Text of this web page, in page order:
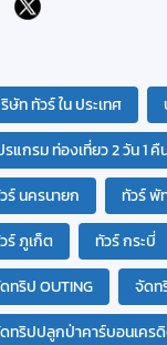
ษัท ทัวร์ ใน ประเทศ
รแกรม ท่องเที่ยว 2 วัน 1 คื
ร์ นครนายก
ทัวร์ พั
ร์ ภูเก็ต
ทัวร์ กระบี่
ทริป OUTING
จัดท
ทริปปลูกป่าคาร์บอนเคร